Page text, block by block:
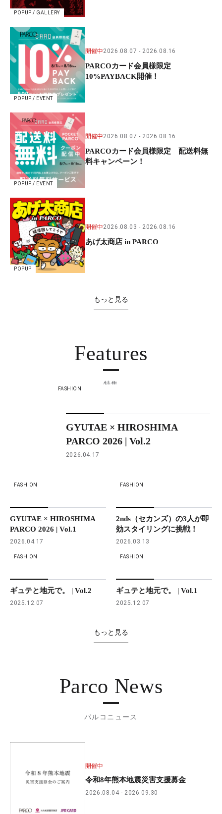
POPUP / GALLERY
POPUP / EVENT
開催中2026.08.07 2026.08.16
PARCOカード会員様限定
10%PAYBACK開催！
POPUP / EVENT
開催中2026.08.07 2026.08.16
PARCOカード会員様限定 配送料無
料キャンペーン！
POPUP
開催中2026.08.03 2026.08.16
あげ太商店 in PARCO
もっと見る
Features
特集
FASHION
GYUTAE × HIROSHIMA
PARCO 2026 | Vol.2
2026.04.17
FASHION
GYUTAE × HIROSHIMA
PARCO 2026 | Vol.1
2026.04.17
FASHION
2nds（セカンズ）の3人が即
効スタイリングに挑戦！
2026.03.13
FASHION
ギュテと地元で。 | Vol.2
2025.12.07
FASHION
ギュテと地元で。 | Vol.1
2025.12.07
もっと見る
Parco News
パルコニュース
開催中
令和8年熊本地震災害支援募金
2026.08.04 2026.09.30